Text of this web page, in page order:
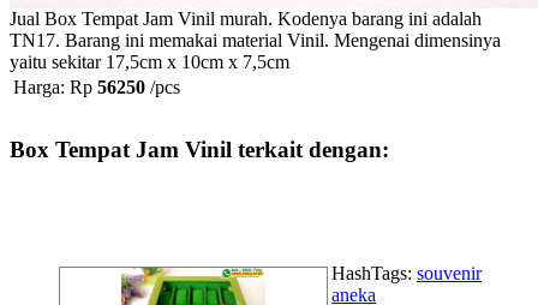
Jual Box Tempat Jam Vinil murah. Kodenya barang ini adalah
TN17. Barang ini memakai material Vinil. Mengenai dimensinya
yaitu sekitar 17,5cm x 10cm x 7,5cm
Harga: Rp 56250 /pcs
Box Tempat Jam Vinil terkait dengan:
HashTags: souvenir
aneka